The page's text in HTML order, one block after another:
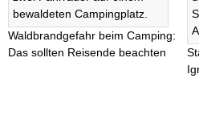
Waldbrandgefahr beim Camping:
Das sollten Reisende beachten